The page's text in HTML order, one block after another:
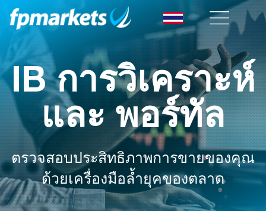
IB การวิเคราะห์
และ พอร์ทัล
ตรวจสอบประสิทธิภาพการขายของคุณ
ด้วยเครื่องมือล้ำยุคของตลาด